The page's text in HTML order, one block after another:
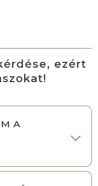
ezért
A